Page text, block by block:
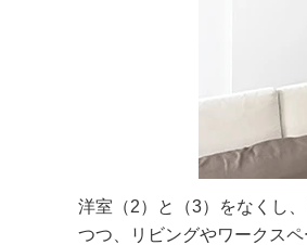
洋室（2）と（3）をなくし
つつ、リビングやワークス